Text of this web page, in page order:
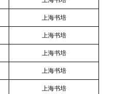
上海书培
上海书培
上海书培
上海书培
上海书培